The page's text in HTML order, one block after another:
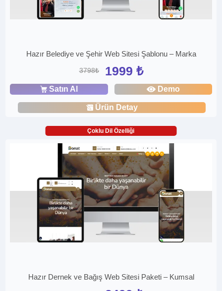
Hazır Belediye ve Şehir Web Sitesi Şablonu – Marka
3798₺ 1999 ₺
Satın Al Demo
Ürün Detay
Çoklu Dil Özelliği
Hazır Dernek ve Bağış Web Sitesi Paketi – Kumsal